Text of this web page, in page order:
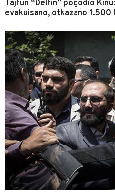
Tajfun “Delfin” pogodio
evakuisano, otkazano 1.500